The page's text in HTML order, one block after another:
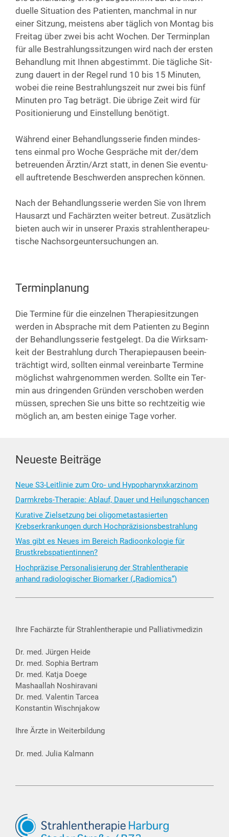
du­el­le Situa­ti­on des Pati­en­ten, manch­mal in nur
einer Sit­zung, meis­tens aber täg­lich von Mon­tag bis
Frei­tag über zwei bis acht Wochen. Der Ter­min­plan
für alle Bestrah­lungs­sit­zun­gen wird nach der ers­ten
Behand­lung mit Ihnen abge­stimmt. Die täg­li­che Sit­
zung dau­ert in der Regel rund 10 bis 15 Minu­ten,
wobei die rei­ne Bestrah­lungs­zeit nur zwei bis fünf
Minu­ten pro Tag beträgt. Die übri­ge Zeit wird für
Posi­tio­nie­rung und Ein­stel­lung benötigt.
Wäh­rend einer Behand­lungs­se­rie fin­den min­des­
tens ein­mal pro Woche Gesprä­che mit der/dem
betreu­en­den Ärztin/Arzt statt, in denen Sie even­tu­
ell auf­tre­ten­de Beschwer­den anspre­chen können.
Nach der Behand­lungs­se­rie wer­den Sie von Ihrem
Haus­arzt und Fach­ärz­ten wei­ter betreut. Zusätz­lich
bie­ten auch wir in unse­rer Pra­xis strah­len­the­ra­peu­
ti­sche Nach­sor­ge­un­ter­su­chun­gen an.
Terminplanung
Die Ter­mi­ne für die ein­zel­nen The­ra­pie­sit­zun­gen
wer­den in Abspra­che mit dem Pati­en­ten zu Beginn
der Behand­lungs­se­rie fest­ge­legt. Da die Wirk­sam­
keit der Bestrah­lung durch The­ra­pie­pau­sen beein­
träch­tigt wird, soll­ten ein­mal ver­ein­bar­te Ter­mi­ne
mög­lichst wahr­ge­nom­men wer­den. Soll­te ein Ter­
min aus drin­gen­den Grün­den ver­scho­ben wer­den
müs­sen, spre­chen Sie uns bit­te so recht­zei­tig wie
mög­lich an, am bes­ten eini­ge Tage vorher.
Neueste Beiträge
Neue S3-Leitlinie zum Oro- und Hypopharynxkarzinom
Darmkrebs-Therapie: Ablauf, Dauer und Heilungschancen
Kurative Zielsetzung bei oligometastasierten
Krebserkrankungen durch Hochpräzisionsbestrahlung
Was gibt es Neues im Bereich Radioonkologie für
Brustkrebspatientinnen?
Hochpräzise Personalisierung der Strahlentherapie
anhand radiologischer Biomarker („Radiomics“)
Ihre Fachärzte für Strahlentherapie und Palliativmedizin
Dr. med. Jürgen Heide
Dr. med. Sophia Bertram
Dr. med. Katja Doege
Mashaallah Noshiravani
Dr. med. Valentin Tarcea
Konstantin Wischnjakow
Ihre Ärzte in Weiterbildung
Dr. med. Julia Kalmann